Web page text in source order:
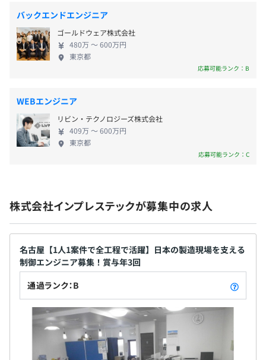
■SCADA
JoyWatcher、PA-Panel、iFIX、Intouch、VDSなど
■ハードウェア
社員のほとんどは技術者で構成されています。
・家族手当（配偶者：月1万円、子1人：月5000円）
・住宅費補助（月3万円）
・健康手当（月1万円）
・賞与：年3回（昨年実績5.5カ月分）
ます。
社会保険完備（健康保険・厚生年金加入・雇用保険・労災
保険・退職金共済・入院保険・生命保険）
3カ月（条件などの変更はありません）
ースに開発できる快適な環境です。
バックエンドエンジニア
ゴールドウェア株式会社
480万 〜 600万円
東京都
応募可能ランク：B
WEBエンジニア
リビン・テクノロジーズ株式会社
409万 〜 600万円
東京都
応募可能ランク：C
株式会社インプレステックが募集中の求人
名古屋【1人1案件で全工程で活躍】日本の製造現場を支える
制御エンジニア募集！賞与年3回
通過ランク：B